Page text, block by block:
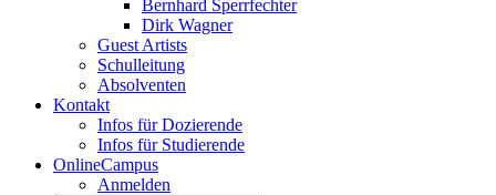
Bernhard Sperrfechter
Dirk Wagner
Guest Artists
Schulleitung
Absolventen
Kontakt
Infos für Dozierende
Infos für Studierende
OnlineCampus
Anmelden